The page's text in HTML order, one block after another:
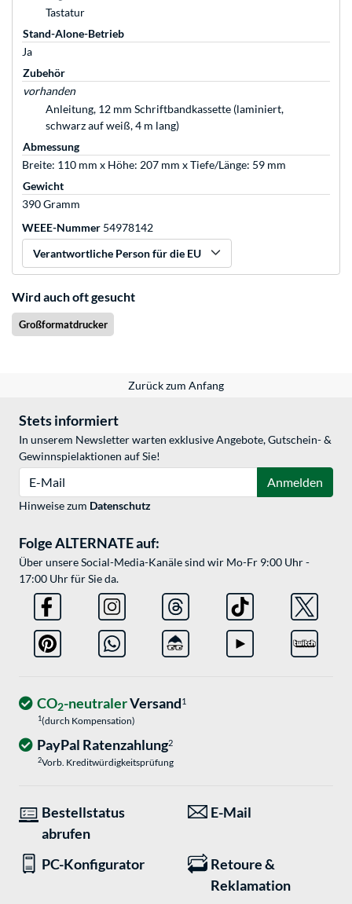
Tastatur
Stand-Alone-Betrieb
Ja
Zubehör
vorhanden
Anleitung, 12 mm Schriftbandkassette (laminiert,
schwarz auf weiß, 4 m lang)
Abmessung
Breite: 110 mm x Höhe: 207 mm x Tiefe/Länge: 59 mm
Gewicht
390 Gramm
WEEE-Nummer 54978142
Verantwortliche Person für die EU
Wird auch oft gesucht
Großformatdrucker
Zurück zum Anfang
Stets informiert
In unserem Newsletter warten exklusive Angebote, Gutschein- &
Gewinnspielaktionen auf Sie!
Anmelden
Hinweise zum Datenschutz
Folge ALTERNATE auf:
Über unsere Social-Media-Kanäle sind wir Mo-Fr 9:00 Uhr -
17:00 Uhr für Sie da.
CO2-neutralerVersand1
1(durch Kompensation)
PayPal Ratenzahlung2
2Vorb. Kreditwürdigkeitsprüfung
Bestellstatus
abrufen
E-Mail
PC-Konfigurator
Retoure &
Reklamation